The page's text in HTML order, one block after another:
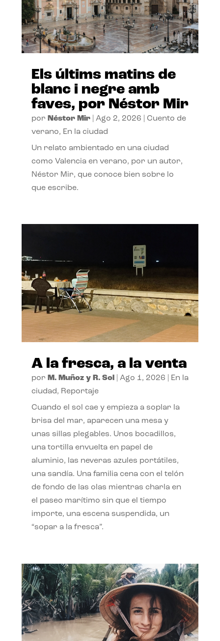
Els últims matins de
blanc i negre amb
faves, por Néstor Mir
por Néstor Mir| Ago 2, 2026
Cuento de
verano, En la ciudad
Un relato ambientado en una ciudad
como Valencia en verano, por un autor,
Néstor Mir, que conoce bien sobre lo
que escribe.
A la fresca, a la venta
por M. Muñoz y R. Sol| Ago 1, 2026
En la
ciudad, Reportaje
Cuando el sol cae y empieza a soplar la
brisa del mar, aparecen una mesa y
unas sillas plegables. Unos bocadillos,
una tortilla envuelta en papel de
aluminio, las neveras azules portátiles,
una sandía. Una familia cena con el telón
de fondo de las olas mientras charla en
el paseo marítimo sin que el tiempo
importe, una escena suspendida, un
“sopar a la fresca”.